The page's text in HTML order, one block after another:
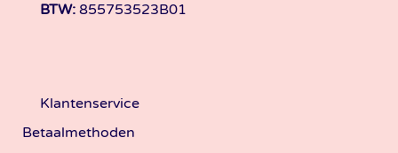
BTW: 855753523B01
Klantenservice
Betaalmethoden